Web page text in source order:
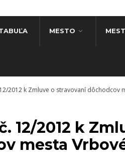
MESTO
2012 k Zmluve o stravovaní dôchodcov
12/2012 k
mesta